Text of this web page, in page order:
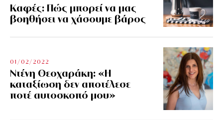
Kαφές: Πώς μπορεί να μας
βοηθήσει να χάσουμε βάρος
01/02/2022
Ντένη Θεοχαράκη: «Η
καταξίωση δεν αποτέλεσε
ποτέ αυτοσκοπό μου»